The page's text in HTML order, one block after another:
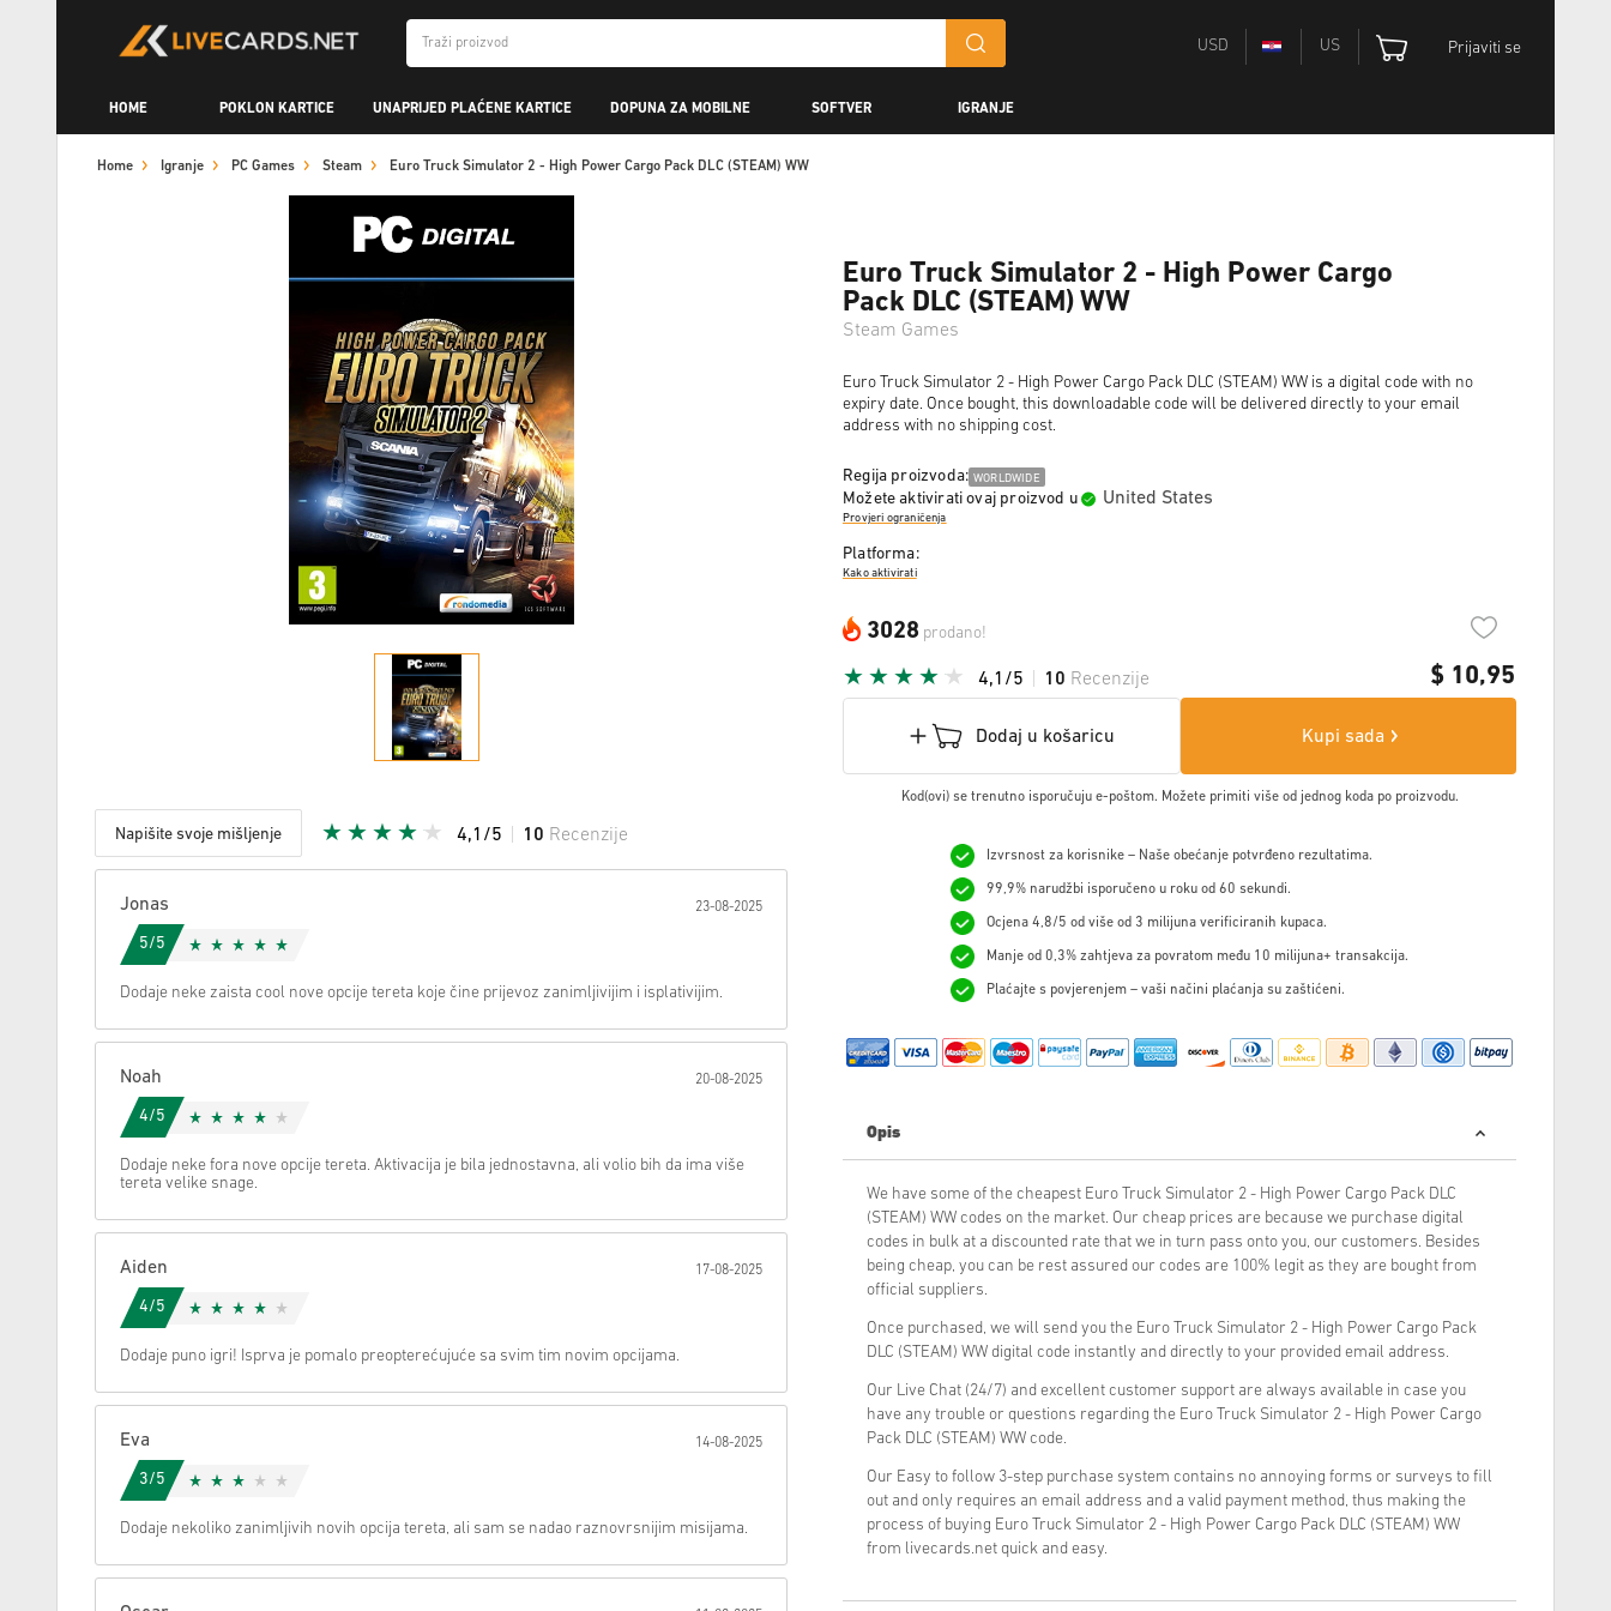
USD US Prijaviti se
HOME POKLON KARTICE UNAPRIJED PLAĆENE KARTICE DOPUNA ZA MOBILNE SOFTVER IGRANJE
Home Igranje PC Games Steam Euro Truck Simulator 2 - High Power Cargo Pack DLC (STEAM) WW
Napišite svoje mišljenje 4,1/5 10 Recenzije
Možemo li vam pomoći oko nečega?
Jonas 23-08-2025
5/5
Dodaje neke zaista cool nove opcije tereta koje čine prijevoz zanimljivijim i isplativijim.
Noah 20-08-2025
4/5
Dodaje neke fora nove opcije tereta. Aktivacija je bila jednostavna, ali volio bih da ima više
tereta velike snage.
Aiden 17-08-2025
4/5
Dodaje puno igri! Isprva je pomalo preopterećujuće sa svim tim novim opcijama.
Eva 14-08-2025
3/5
Dodaje nekoliko zanimljivih novih opcija tereta, ali sam se nadao raznovrsnijim misijama.
Euro Truck Simulator 2 - High Power Cargo
Pack DLC (STEAM) WW
Steam Games
Euro Truck Simulator 2 - High Power Cargo Pack DLC (STEAM) WW is a digital code with no
expiry date. Once bought, this downloadable code will be delivered directly to your email
address with no shipping cost.
Regija proizvoda: WORLDWIDE
Možete aktivirati ovaj proizvod u United States
Provjeri ograničenja
Platforma:
Kako aktivirati
3028 prodano!
$ 10,95
4,1/5 10 Recenzije
Dodaj u košaricu Kupi sada
Kod(ovi) se trenutno isporučuju e-poštom. Možete primiti više od jednog koda po proizvodu.
Izvrsnost za korisnike – Naše obećanje potvrđeno rezultatima.
99,9% narudžbi isporučeno u roku od 60 sekundi.
Ocjena 4,8/5 od više od 3 milijuna verificiranih kupaca.
Manje od 0,3% zahtjeva za povratom među 10 milijuna+ transakcija.
Plaćajte s povjerenjem – vaši načini plaćanja su zaštićeni.
Opis
We have some of the cheapest Euro Truck Simulator 2 - High Power Cargo Pack DLC
(STEAM) WW codes on the market. Our cheap prices are because we purchase digital
codes in bulk at a discounted rate that we in turn pass onto you, our customers. Besides
being cheap, you can be rest assured our codes are 100% legit as they are bought from
official suppliers.
Once purchased, we will send you the Euro Truck Simulator 2 - High Power Cargo Pack
DLC (STEAM) WW digital code instantly and directly to your provided email address.
Our Live Chat (24/7) and excellent customer support are always available in case you
have any trouble or questions regarding the Euro Truck Simulator 2 - High Power Cargo
Pack DLC (STEAM) WW code.
Our Easy to follow 3-step purchase system contains no annoying forms or surveys to fill
out and only requires an email address and a valid payment method, thus making the
process of buying Euro Truck Simulator 2 - High Power Cargo Pack DLC (STEAM) WW
from livecards.net quick and easy.